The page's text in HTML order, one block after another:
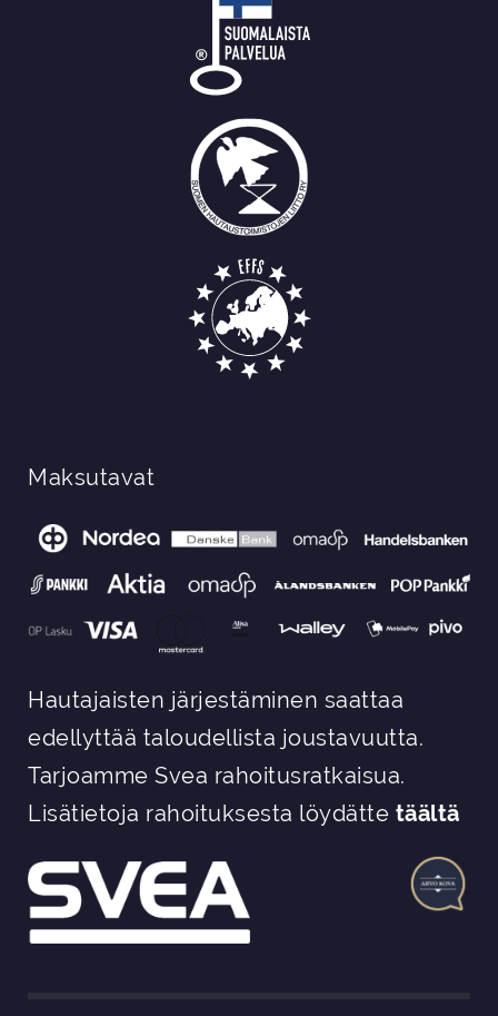
Maksutavat
Hautajaisten järjestäminen saattaa
edellyttää taloudellista joustavuutta.
Tarjoamme Svea rahoitusratkaisua.
Lisätietoja rahoituksesta löydätte täältä